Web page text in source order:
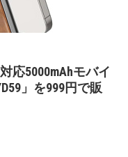
応5000mAhモバイ
」を999円で販